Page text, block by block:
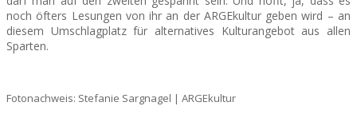
noch öfters Lesungen von ihr an der ARGEkultur geben wird – an
diesem Umschlagplatz für alternatives Kulturangebot aus allen
Sparten.
Fotonachweis: Stefanie Sargnagel | ARGEkultur